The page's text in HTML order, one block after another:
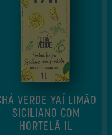
VERDE YAÍ LIMÃO
SICILIANO COM
HORTELÃ 1L